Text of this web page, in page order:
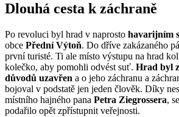
Dlouhá cesta k záchraně
Po revoluci byl hrad v naprosto havarijním
obce Přední Výtoň. Do dříve zakázaného
první turisté. Ti ale místo výstupu na hrad
kolečko, aby pomohli odvést suť. Hrad byl
důvodů uzavřen a o jeho záchranu a
bojoval v podstatě jen jeden člověk. Díky
místního hajného pana Petra Ziegrossera,
podařilo opět zpřístupnit veřejnosti.